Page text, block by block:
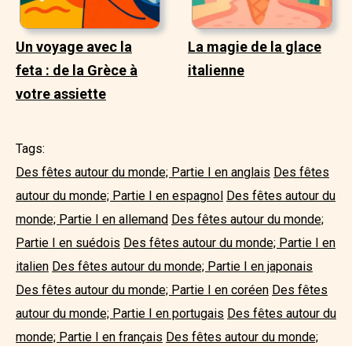
Un voyage avec la
feta : de la Grèce à
votre assiette
La magie de la glace
italienne
Tags:
Des fêtes autour du monde; Partie I en anglais Des fêtes
autour du monde; Partie I en espagnol Des fêtes autour du
monde; Partie I en allemand Des fêtes autour du monde;
Partie I en suédois Des fêtes autour du monde; Partie I en
italien Des fêtes autour du monde; Partie I en japonais
Des fêtes autour du monde; Partie I en coréen Des fêtes
autour du monde; Partie I en portugais Des fêtes autour du
monde; Partie I en français Des fêtes autour du monde;